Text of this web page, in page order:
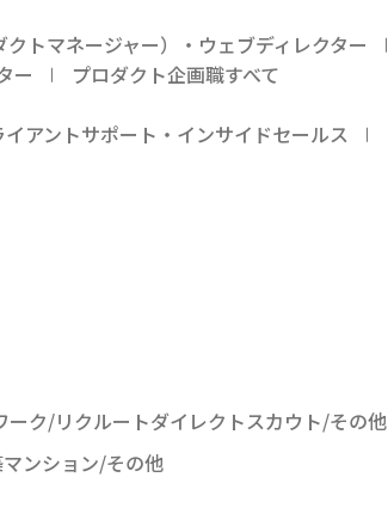
トマネージャー）・ウェブディレクター
ー プロダクト企画職すべて
アントサポート・インサイドセールス
ク/リクルートダイレクトスカウト/その他
ンション/その他